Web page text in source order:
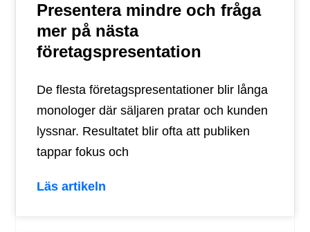
Presentera mindre och fråga
mer på nästa
företagspresentation
De flesta företagspresentationer blir långa
monologer där säljaren pratar och kunden
lyssnar. Resultatet blir ofta att publiken
tappar fokus och
Läs artikeln